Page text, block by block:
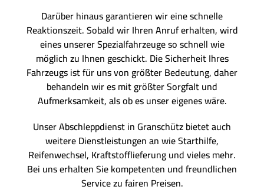
Darüber hinaus garantieren wir eine schnelle
Reaktionszeit. Sobald wir Ihren Anruf erhalten, wird
eines unserer Spezialfahrzeuge so schnell wie
möglich zu Ihnen geschickt. Die Sicherheit Ihres
Fahrzeugs ist für uns von größter Bedeutung, daher
behandeln wir es mit größter Sorgfalt und
Aufmerksamkeit, als ob es unser eigenes wäre.
Unser Abschleppdienst in Granschütz bietet auch
weitere Dienstleistungen an wie Starthilfe,
Reifenwechsel, Kraftstofflieferung und vieles mehr.
Bei uns erhalten Sie kompetenten und freundlichen
Service zu fairen Preisen.